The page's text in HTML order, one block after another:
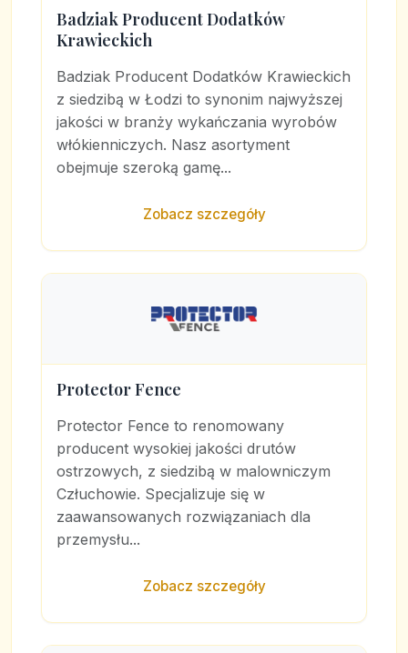
Badziak Producent Dodatków
Krawieckich
Badziak Producent Dodatków Krawieckich
z siedzibą w Łodzi to synonim najwyższej
jakości w branży wykańczania wyrobów
włókienniczych. Nasz asortyment
obejmuje szeroką gamę...
Zobacz szczegóły
Protector Fence
Protector Fence to renomowany
producent wysokiej jakości drutów
ostrzowych, z siedzibą w malowniczym
Człuchowie. Specjalizuje się w
zaawansowanych rozwiązaniach dla
przemysłu...
Zobacz szczegóły